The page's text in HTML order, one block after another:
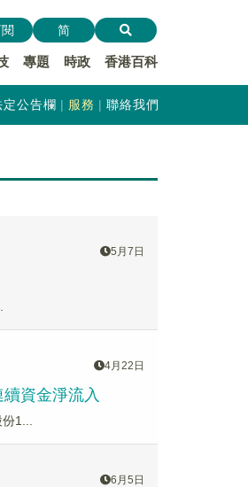
專題 時政 香港百科
简
定公告欄 服務 聯絡我們
5月7日
4月22日
資金淨流入
1...
6月5日